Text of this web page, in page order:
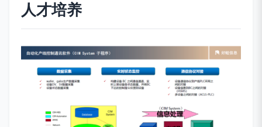
人才培养